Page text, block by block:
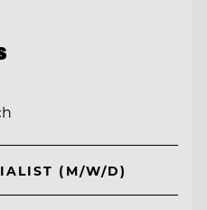
(M/W/D)